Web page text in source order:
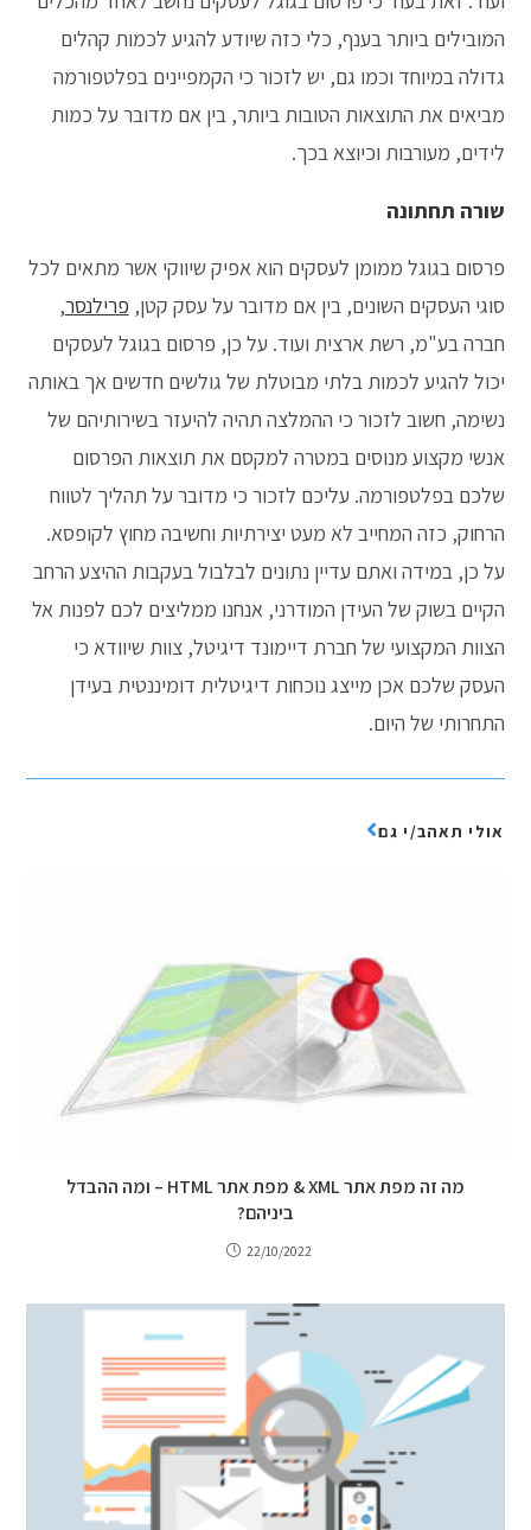
המובילים ביותר בענף, כלי כזה שיודע להגיע לכמות קהלים
גדולה במיוחד וכמו גם, יש לזכור כי הקמפיינים בפלטפורמה
מביאים את התוצאות הטובות ביותר, בין אם מדובר על כמות
לידים, מעורבות וכיוצא בכך.
שורה תחתונה
פרסום בגוגל ממומן לעסקים הוא אפיק שיווקי אשר מתאים לכל
סוגי העסקים השונים, בין אם מדובר על עסק קטן, פרילנסר,
חברה בע"מ, רשת ארצית ועוד. על כן, פרסום בגוגל לעסקים
יכול להגיע לכמות בלתי מבוטלת של גולשים חדשים אך באותה
נשימה, חשוב לזכור כי ההמלצה תהיה להיעזר בשירותיהם של
אנשי מקצוע מנוסים במטרה למקסם את תוצאות הפרסום
שלכם בפלטפורמה. עליכם לזכור כי מדובר על תהליך לטווח
הרחוק, כזה המחייב לא מעט יצירתיות וחשיבה מחוץ לקופסא.
על כן, במידה ואתם עדיין נתונים לבלבול בעקבות ההיצע הרחב
הקיים בשוק של העידן המודרני, אנחנו ממליצים לכם לפנות אל
הצוות המקצועי של חברת דיימונד דיגיטל, צוות שיוודא כי
העסק שלכם אכן מייצג נוכחות דיגיטלית דומיננטית בעידן
התחרותי של היום.
אולי תאהב/י גם
מה זה מפת אתר XML & מפת אתר HTML – ומה ההבדל
ביניהם?
22/10/2022